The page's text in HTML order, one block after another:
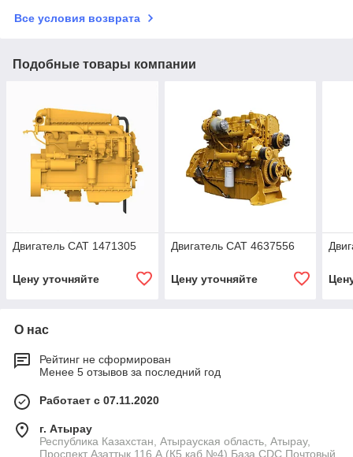
Все условия возврата
Подобные товары компании
Двигатель CAT 1471305
Цену уточняйте
Двигатель CAT 4637556
Цену уточняйте
О нас
Рейтинг не сформирован
Менее 5 отзывов за последний год
Работает с 07.11.2020
г. Атырау
Республика Казахстан, Атырауская область, Атырау,
Проспект Азаттык 116 А (К5,каб №4) База CDC Почтовый